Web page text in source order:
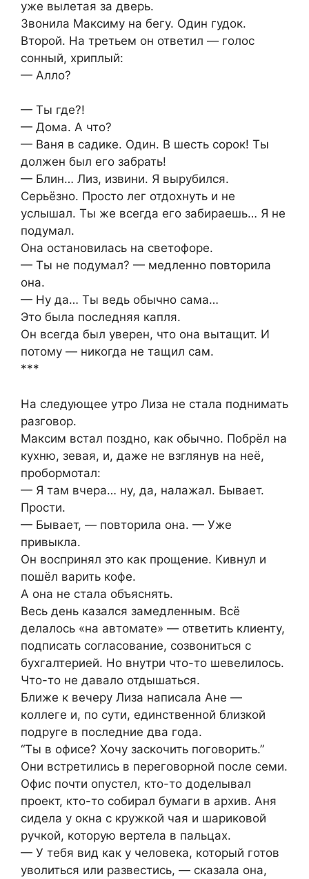
уже вылетая за дверь.
Звонила Максиму на бегу. Один гудок.
Второй. На третьем он ответил — голос
сонный, хриплый:
— Алло?
— Ты где?!
— Дома. А что?
— Ваня в садике. Один. В шесть сорок! Ты
должен был его забрать!
— Блин… Лиз, извини. Я вырубился.
Серьёзно. Просто лег отдохнуть и не
услышал. Ты же всегда его забираешь… Я не
подумал.
Она остановилась на светофоре.
— Ты не подумал? — медленно повторила
она.
— Ну да… Ты ведь обычно сама…
Это была последняя капля.
Он всегда был уверен, что она вытащит. И
потому — никогда не тащил сам.
***
На следующее утро Лиза не стала поднимать
разговор.
Максим встал поздно, как обычно. Побрёл на
кухню, зевая, и, даже не взглянув на неё,
пробормотал:
— Я там вчера… ну, да, налажал. Бывает.
Прости.
— Бывает, — повторила она. — Уже
привыкла.
Он воспринял это как прощение. Кивнул и
пошёл варить кофе.
А она не стала объяснять.
Весь день казался замедленным. Всё
делалось «на автомате» — ответить клиенту,
подписать согласование, созвониться с
бухгалтерией. Но внутри что-то шевелилось.
Что-то не давало отдышаться.
Ближе к вечеру Лиза написала Ане —
коллеге и, по сути, единственной близкой
подруге в последние два года.
“Ты в офисе? Хочу заскочить поговорить.”
Они встретились в переговорной после семи.
Офис почти опустел, кто-то доделывал
проект, кто-то собирал бумаги в архив. Аня
сидела у окна с кружкой чая и шариковой
ручкой, которую вертела в пальцах.
— У тебя вид как у человека, который готов
уволиться или развестись, — сказала она,